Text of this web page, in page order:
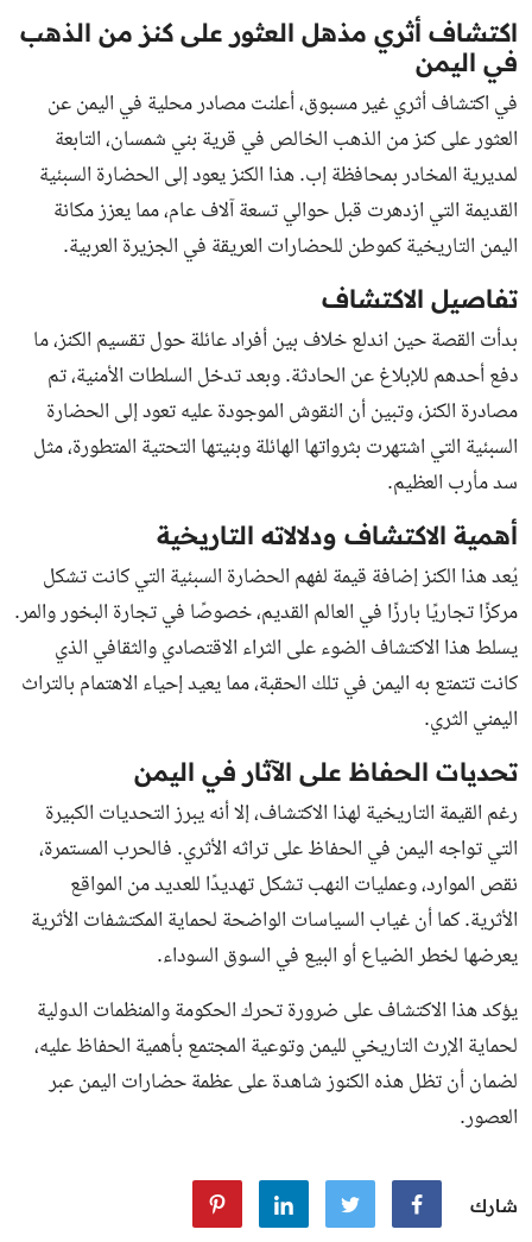
اكتشاف أثري مذهل العثور على كنز من الذهب
في اليمن
في اكتشاف أثري غير مسبوق، أعلنت مصادر محلية في اليمن عن
العثور على كنز من الذهب الخالص في قرية بني شمسان، التابعة
لمديرية المخادر بمحافظة إب. هذا الكنز يعود إلى الحضارة السبئية
القديمة التي ازدهرت قبل حوالي تسعة آلاف عام، مما يعزز مكانة
اليمن التاريخية كموطن للحضارات العريقة في الجزيرة العربية.
تفاصيل الاكتشاف
بدأت القصة حين اندلع خلاف بين أفراد عائلة حول تقسيم الكنز، ما
دفع أحدهم للإبلاغ عن الحادثة. وبعد تدخل السلطات الأمنية، تم
مصادرة الكنز، وتبين أن النقوش الموجودة عليه تعود إلى الحضارة
السبئية التي اشتهرت بثرواتها الهائلة وبنيتها التحتية المتطورة، مثل
سد مأرب العظيم.
أهمية الاكتشاف ودلالاته التاريخية
يُعد هذا الكنز إضافة قيمة لفهم الحضارة السبئية التي كانت تشكل
مركزًا تجاريًا بارزًا في العالم القديم، خصوصًا في تجارة البخور والمر.
يسلط هذا الاكتشاف الضوء على الثراء الاقتصادي والثقافي الذي
كانت تتمتع به اليمن في تلك الحقبة، مما يعيد إحياء الاهتمام بالتراث
اليمني الثري.
تحديات الحفاظ على الآثار في اليمن
رغم القيمة التاريخية لهذا الاكتشاف، إلا أنه يبرز التحديات الكبيرة
التي تواجه اليمن في الحفاظ على تراثه الأثري. فالحرب المستمرة،
نقص الموارد، وعمليات النهب تشكل تهديدًا للعديد من المواقع
الأثرية. كما أن غياب السياسات الواضحة لحماية المكتشفات الأثرية
يعرضها لخطر الضياع أو البيع في السوق السوداء.
يؤكد هذا الاكتشاف على ضرورة تحرك الحكومة والمنظمات الدولية
لحماية الإرث التاريخي لليمن وتوعية المجتمع بأهمية الحفاظ عليه،
لضمان أن تظل هذه الكنوز شاهدة على عظمة حضارات اليمن عبر
العصور.
شارك